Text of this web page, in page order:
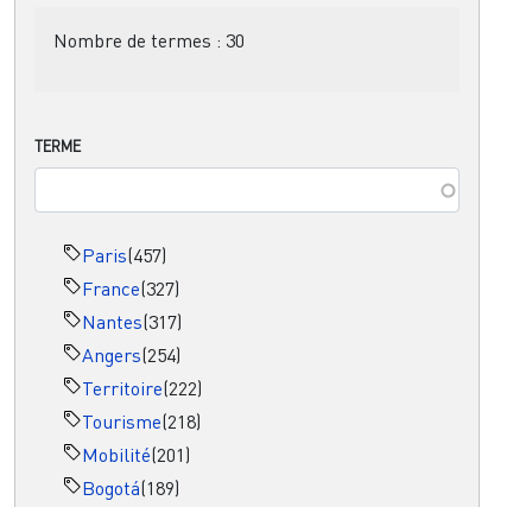
Nombre de termes : 30
TERME
Paris(457)
France(327)
Nantes(317)
Angers(254)
Territoire(222)
Tourisme(218)
Mobilité(201)
Bogotá(189)